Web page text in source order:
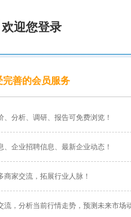
欢迎您登录
善的会员服务
、分析、调研、报告可免费浏览！
、企业招聘信息、最新企业动态！
家交流，拓展行业人脉！
流，分析当前行情走势，预测未来市场